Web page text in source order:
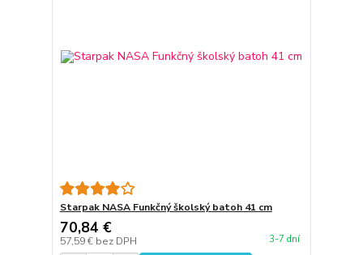
Starpak NASA Funkčný školský batoh 41 cm
70,84 €
57,59 € bez DPH 3-7 dní